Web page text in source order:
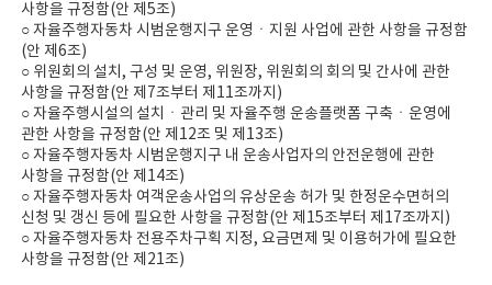
사항을 규정함(안 제5조)
○ 자율주행자동차 시범운행지구 운영ㆍ지원 사업에 관한 사항을 규정함
(안 제6조)
○ 위원회의 설치, 구성 및 운영, 위원장, 위원회의 회의 및 간사에 관한
사항을 규정함(안 제7조부터 제11조까지)
○ 자율주행시설의 설치ㆍ관리 및 자율주행 운송플랫폼 구축ㆍ운영에
관한 사항을 규정함(안 제12조 및 제13조)
○ 자율주행자동차 시범운행지구 내 운송사업자의 안전운행에 관한
사항을 규정함(안 제14조)
○ 자율주행자동차 여객운송사업의 유상운송 허가 및 한정운수면허의
신청 및 갱신 등에 필요한 사항을 규정함(안 제15조부터 제17조까지)
○ 자율주행자동차 전용주차구획 지정, 요금면제 및 이용허가에 필요한
사항을 규정함(안 제21조)